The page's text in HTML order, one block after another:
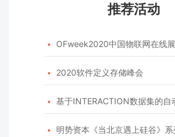
推荐活动
 OFweek2020中国物联网在线
 2020软件定义存储峰会
 基于INTERACTION数据集的自动驾驶
 明势资本《当北京遇上硅谷》系列之2020